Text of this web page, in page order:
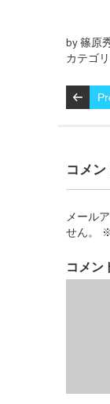
by 篠原
カテゴ
コメ
メール
せん。
コメン